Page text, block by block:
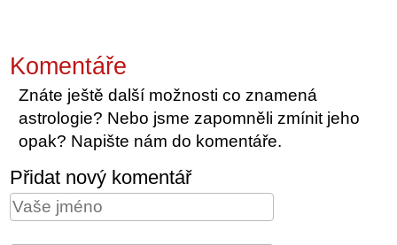
Komentáře
Znáte ještě další možnosti co znamená
astrologie? Nebo jsme zapomněli zmínit jeho
opak? Napište nám do komentáře.
Přidat nový komentář